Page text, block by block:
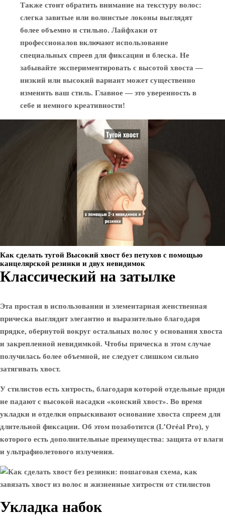
Также стоит обратить внимание на текстуру волос:
слегка завитые или волнистые локоны выглядят
более объемно и стильно. Лайфхаки от
профессионалов включают использование
специальных спреев для фиксации и блеска. Не
забывайте экспериментировать с высотой хвоста —
низкий или высокий вариант может существенно
изменить ваш стиль. Главное — это уверенность в
себе и немного креативности!
Как сделать тугой Высокий хвост без петухов с помощью
канцелярской резинки и двух невидимок
Классический на затылке
Эта простая в использовании и элементарная женственная
прическа выглядит элегантно и выразительно благодаря
прядке, обернутой вокруг остальных волос у основания хвоста
и закрепленной невидимкой. Чтобы прическа в этом случае
получилась более объемной, не следует слишком сильно
затягивать хвост.
У стилистов есть хитрость, благодаря которой отдельные пряди
не падают с высокой насадки «конский хвост». Во время
укладки и отделки опрыскивают основание хвоста спреем для
длительной фиксации. Об этом позаботится (L’Oréal Pro), у
которого есть дополнительные преимущества: защита от влаги
и ультрафиолетового излучения.
Укладка набок